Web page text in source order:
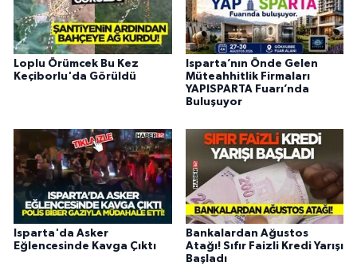
Loplu Örümcek Bu Kez
Keçiborlu'da Görüldü
Isparta’nın Önde Gelen
Müteahhitlik Firmaları
YAPISPARTA Fuarı’nda
Buluşuyor
Isparta'da Asker
Eğlencesinde Kavga Çıktı
Bankalardan Ağustos
Atağı! Sıfır Faizli Kredi Yarışı
Başladı